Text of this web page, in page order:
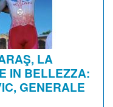
LA
IN BELLEZZA:
GENERALE